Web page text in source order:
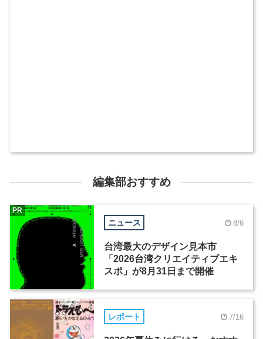
編集部おすすめ
ニュース 8/6
台湾最大のデザイン見本市
「2026台湾クリエイティブエキ
スポ」が8月31日まで開催
PR
レポート 7/16